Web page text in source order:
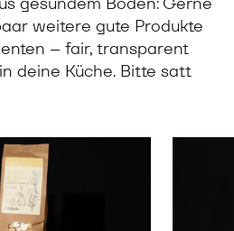
weitere gute Produkte
– fair, transparent
deine Küche. Bitte satt